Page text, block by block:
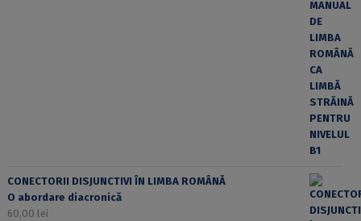
CONECTORII DISJUNCTIVI ÎN LIMBA ROMÂNĂ
O abordare diacronică
60,00 lei